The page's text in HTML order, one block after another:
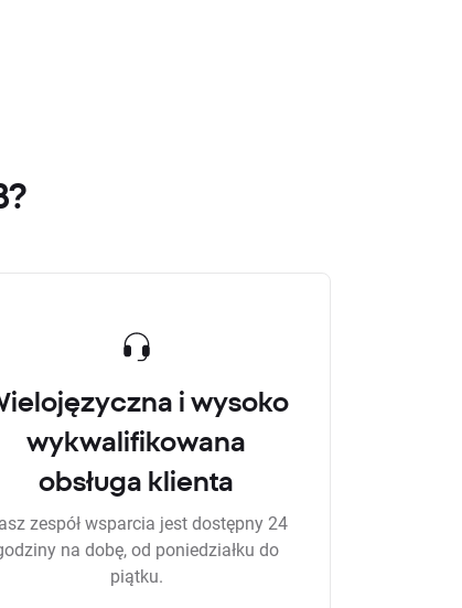
i wysoko
wykwalifikowana
obsługa klienta
zespół wsparcia jest dostępny 24
na dobę, od poniedziałku do
piątku.